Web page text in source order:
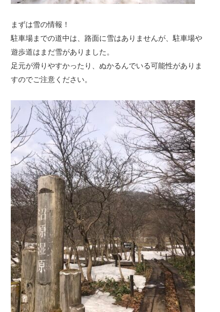
まずは雪の情報！
駐車場までの道中は、路面に雪はありませんが、駐車場や
遊歩道はまだ雪がありました。
足元が滑りやすかったり、ぬかるんでいる可能性がありま
すのでご注意ください。